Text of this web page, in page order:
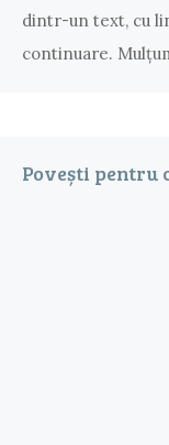
dintr-un text, cu
continuare.
Povești pentru